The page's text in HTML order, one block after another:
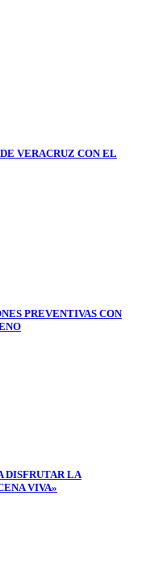
VERACRUZ CON EL
PREVENTIVAS CON
DISFRUTAR LA
VIVA»